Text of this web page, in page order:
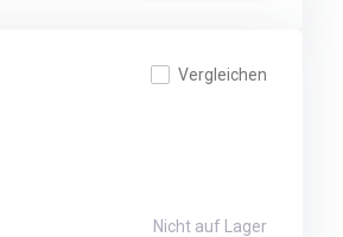
Vergleichen
Nicht auf Lager